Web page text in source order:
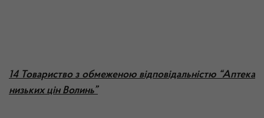
14 Товариство з обмеженою відповідальністю “Аптека
низьких цін Волинь”